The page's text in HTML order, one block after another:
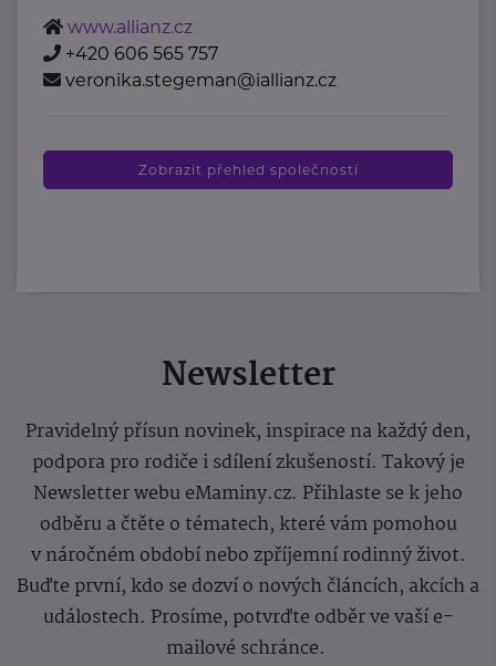
www.allianz.cz
+420 606 565 757
veronika.stegeman@iallianz.cz
Zobrazit přehled společností
Newsletter
Pravidelný přísun novinek, inspirace na každý den,
podpora pro rodiče i sdílení zkušeností. Takový je
Newsletter webu eMaminy.cz. Přihlaste se k jeho
odběru a čtěte o tématech, které vám pomohou
v náročném období nebo zpříjemní rodinný život.
Buďte první, kdo se dozví o nových článcích, akcích a
událostech. Prosíme, potvrďte odběr ve vaší e-
mailové schránce.